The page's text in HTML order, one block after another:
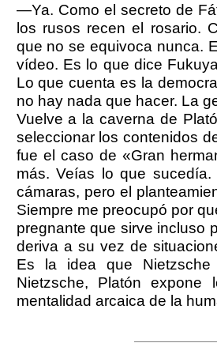
—Ya. Como el secreto de
los rusos recen el rosario.
que no se equivoca nunca.
vídeo. Es lo que dice
Lo que cuenta es la
no hay nada que hacer. La
Vuelve a la caverna de
seleccionar los contenidos
fue el caso de «Gran
más. Veías lo que
cámaras, pero el
Siempre me preocupó por
pregnante que sirve incluso
deriva a su vez de
Es la idea que
Nietzsche, Platón
mentalidad arcaica de la